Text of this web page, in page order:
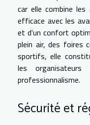
car elle combine
efficace avec les
et d'un confort
plein air, des foires
sportifs, elle
les
professionnalisme.
Sécurité et